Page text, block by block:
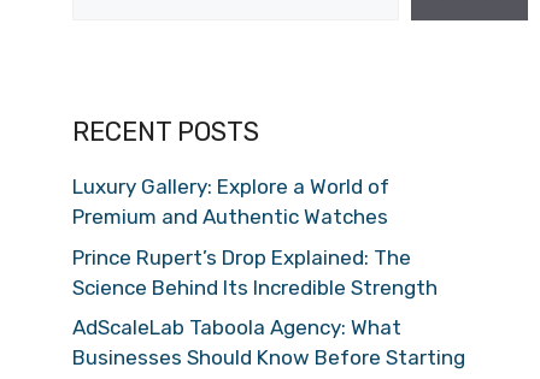
RECENT POSTS
Luxury Gallery: Explore a World of
Premium and Authentic Watches
Prince Rupert’s Drop Explained: The
Science Behind Its Incredible Strength
AdScaleLab Taboola Agency: What
Businesses Should Know Before Starting